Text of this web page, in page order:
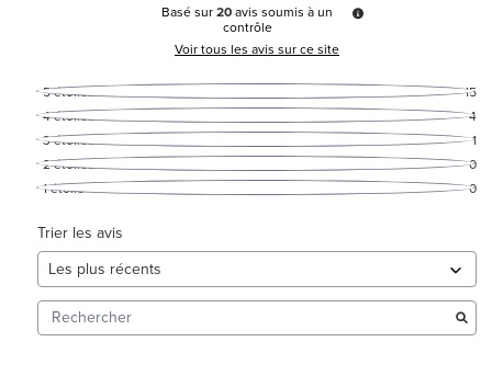
Basé sur20avis soumis à un
contrôle
Voir tous les avis sur ce site
5étoiles
15
4étoiles
4
3étoiles
1
2étoiles
0
1étoile 0
Trier les avis